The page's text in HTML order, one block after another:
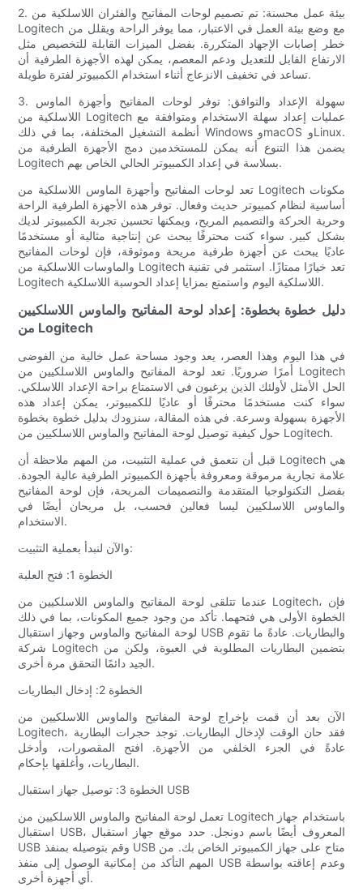
2. بيئة عمل محسنة: تم تصميم لوحات المفاتيح والفئران اللاسلكية من
Logitech مع وضع بيئة العمل في الاعتبار، مما يوفر الراحة ويقلل من
خطر إصابات الإجهاد المتكررة. بفضل الميزات القابلة للتخصيص مثل
الارتفاع القابل للتعديل ودعم المعصم، يمكن لهذه الأجهزة الطرفية أن
تساعد في تخفيف الانزعاج أثناء استخدام الكمبيوتر لفترة طويلة.
3. سهولة الإعداد والتوافق: توفر لوحات المفاتيح وأجهزة الماوس
اللاسلكية من Logitech عمليات إعداد سهلة الاستخدام ومتوافقة مع
أنظمة التشغيل المختلفة، بما في ذلك Windows وmacOS وLinux.
يضمن هذا التنوع أنه يمكن للمستخدمين دمج الأجهزة الطرفية من
Logitech بسلاسة في إعداد الكمبيوتر الحالي الخاص بهم.
تعد لوحات المفاتيح وأجهزة الماوس اللاسلكية من Logitech مكونات
أساسية لنظام كمبيوتر حديث وفعال. توفر هذه الأجهزة الطرفية الراحة
وحرية الحركة والتصميم المريح، ويمكنها تحسين تجربة الكمبيوتر لديك
بشكل كبير. سواء كنت محترفًا يبحث عن إنتاجية مثالية أو مستخدمًا
عاديًا يبحث عن أجهزة طرفية مريحة وموثوقة، فإن لوحات المفاتيح
والماوسات اللاسلكية من Logitech تعد خيارًا ممتازًا. استثمر في تقنية
Logitech اللاسلكية اليوم واستمتع بمزايا إعداد الحوسبة اللاسلكية.
دليل خطوة بخطوة: إعداد لوحة المفاتيح والماوس اللاسلكيين
من Logitech
في هذا اليوم وهذا العصر، يعد وجود مساحة عمل خالية من الفوضى
أمرًا ضروريًا. تعد لوحة المفاتيح والماوس اللاسلكيين من Logitech
الحل الأمثل لأولئك الذين يرغبون في الاستمتاع براحة الإعداد اللاسلكي.
سواء كنت مستخدمًا محترفًا أو عاديًا للكمبيوتر، يمكن إعداد هذه
الأجهزة بسهولة وسرعة. في هذه المقالة، سنزودك بدليل خطوة بخطوة
حول كيفية توصيل لوحة المفاتيح والماوس اللاسلكيين من Logitech.
قبل أن نتعمق في عملية التثبيت، من المهم ملاحظة أن Logitech هي
علامة تجارية مرموقة ومعروفة بأجهزة الكمبيوتر الطرفية عالية الجودة.
بفضل التكنولوجيا المتقدمة والتصميمات المريحة، فإن لوحة المفاتيح
والماوس اللاسلكيين ليسا فعالين فحسب، بل مريحان أيضًا في
الاستخدام.
والآن لنبدأ بعملية التثبيت:
الخطوة 1: فتح العلبة
عندما تتلقى لوحة المفاتيح والماوس اللاسلكيين من Logitech، فإن
الخطوة الأولى هي فتحهما. تأكد من وجود جميع المكونات، بما في ذلك
لوحة المفاتيح والماوس وجهاز استقبال USB والبطاريات. عادةً ما تقوم
شركة Logitech بتضمين البطاريات المطلوبة في العبوة، ولكن من
الجيد دائمًا التحقق مرة أخرى.
الخطوة 2: إدخال البطاريات
الآن بعد أن قمت بإخراج لوحة المفاتيح والماوس اللاسلكيين من
Logitech، فقد حان الوقت لإدخال البطاريات. توجد حجرات البطارية
عادةً في الجزء الخلفي من الأجهزة. افتح المقصورات، وأدخل
البطاريات، وأغلقها بإحكام.
الخطوة 3: توصيل جهاز استقبال USB
تعمل لوحة المفاتيح والماوس اللاسلكيين من Logitech باستخدام جهاز
استقبال USB، المعروف أيضًا باسم دونجل. حدد موقع جهاز استقبال
USB وقم بتوصيله بمنفذ USB متاح على جهاز الكمبيوتر الخاص بك. من
المهم التأكد من إمكانية الوصول إلى منفذ USB وعدم إعاقته بواسطة
أي أجهزة أخرى.